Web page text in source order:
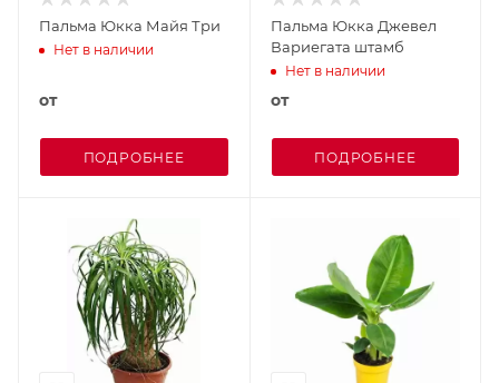
Пальма Юкка Майя Три
Нет в наличии
от
ПОДРОБНЕЕ
Пальма Юкка Джевел
Вариегата штамб
Нет в наличии
от
ПОДРОБНЕЕ